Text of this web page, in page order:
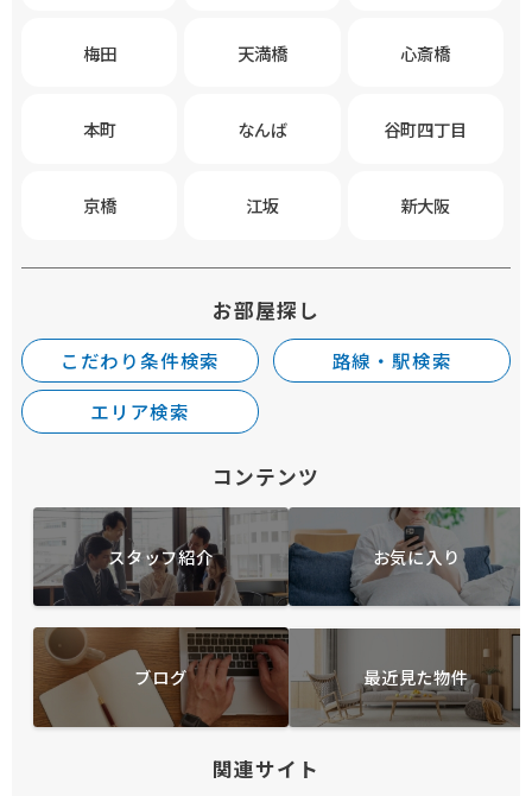
梅田 天満橋 心斎橋
本町 なんば 谷町四丁目
京橋 江坂 新大阪
お部屋探し
こだわり条件検索
路線・駅検索
エリア検索
コンテンツ
スタッフ紹介 お気に入り
ブログ 最近見た物件
関連サイト